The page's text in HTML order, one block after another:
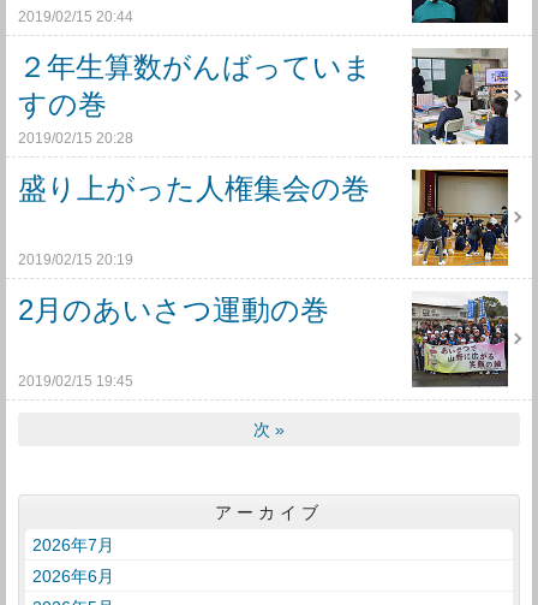
2019/02/15 20:44
２年生算数がんばっていま
すの巻
2019/02/15 20:28
盛り上がった人権集会の巻
2019/02/15 20:19
2月のあいさつ運動の巻
2019/02/15 19:45
次 »
アーカイブ
2026年7月
2026年6月